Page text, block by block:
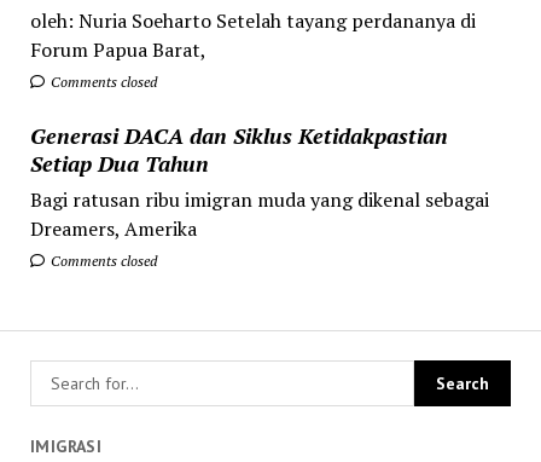
oleh: Nuria Soeharto Setelah tayang perdananya di
Forum Papua Barat,
Comments closed
Generasi DACA dan Siklus Ketidakpastian
Setiap Dua Tahun
Bagi ratusan ribu imigran muda yang dikenal sebagai
Dreamers, Amerika
Comments closed
IMIGRASI